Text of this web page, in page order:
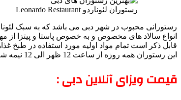
رستوران لئوناردو Leonardo Restaurant
رستورانی محبوب در شهر دبی می باشد که به سبک
انواع سالاد های مخصوص و به خصوص پاستا و پیتزا
قابل ذکر است تمام مواد اولیه مورد استفاده در طبخ
این رستوران همه روزه از ساعت 12 ظهر الی 12 نیمه شب باز می باشد.
قیمت ویزای آنلاین دبی :